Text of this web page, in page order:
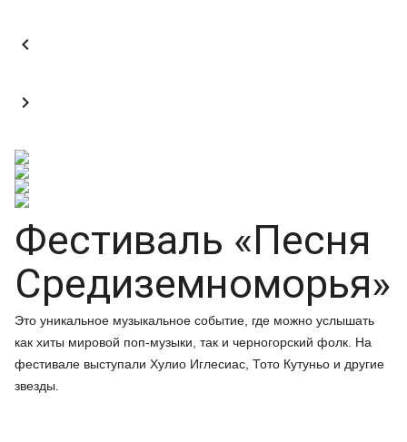


Фестиваль «Песня
Средиземноморья»
Это уникальное музыкальное событие, где можно услышать
как хиты мировой поп-музыки, так и черногорский фолк. На
фестивале выступали Хулио Иглесиас, Тото Кутуньо и другие
звезды.